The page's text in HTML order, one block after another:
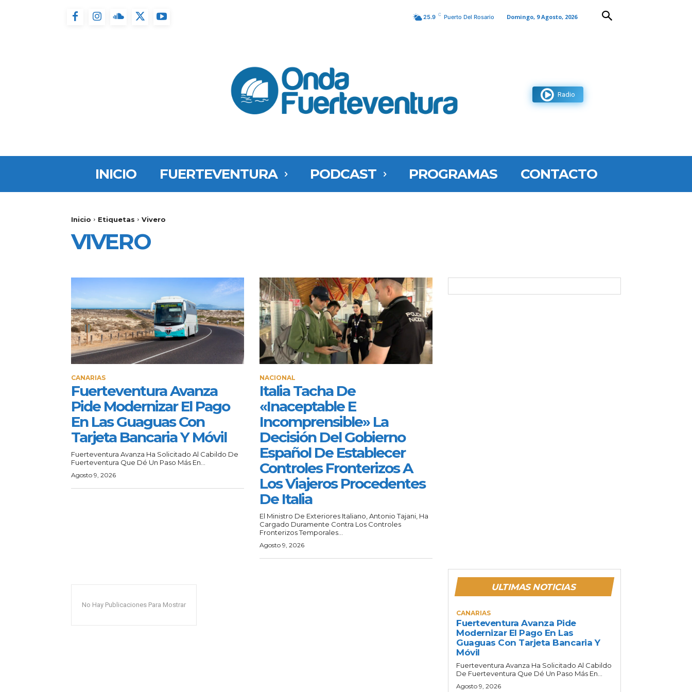
25.9 C Puerto Del Rosario Domingo, 9 Agosto, 2026
Radio
INICIO FUERTEVENTURA PODCAST PROGRAMAS CONTACTO
Inicio Etiquetas Vivero
VIVERO
CANARIAS
Fuerteventura Avanza
Pide Modernizar El Pago
En Las Guaguas Con
Tarjeta Bancaria Y Móvil
Fuerteventura Avanza Ha Solicitado Al Cabildo De
Fuerteventura Que Dé Un Paso Más En...
Agosto 9, 2026
NACIONAL
Italia Tacha De
«inaceptable E
Incomprensible» La
Decisión Del Gobierno
Español De Establecer
Controles Fronterizos A
Los Viajeros Procedentes
De Italia
El Ministro De Exteriores Italiano, Antonio Tajani, Ha
Cargado Duramente Contra Los Controles
Fronterizos Temporales...
Agosto 9, 2026
No Hay Publicaciones Para Mostrar
ULTIMAS NOTICIAS
CANARIAS
Fuerteventura Avanza Pide
Modernizar El Pago En Las
Guaguas Con Tarjeta Bancaria Y
Móvil
Fuerteventura Avanza Ha Solicitado Al Cabildo
De Fuerteventura Que Dé Un Paso Más En...
Agosto 9, 2026